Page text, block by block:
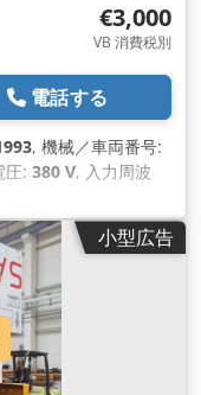
€3,000
VB 消費税別
電話する
, 機械／車両番号:
圧: 380 V, 入力周波
:
ーブルの高さ:300
mm, 全幅:700
キログラム）
,
小型広告